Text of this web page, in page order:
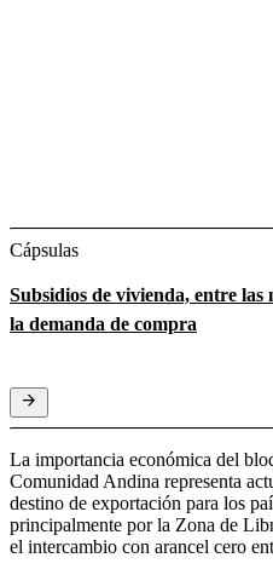
Cápsulas
Subsidios de vivienda, entre
la demanda de compra
La importancia económica del
Comunidad Andina representa
destino de exportación para los
principalmente por la Zona de
el intercambio con arancel cero